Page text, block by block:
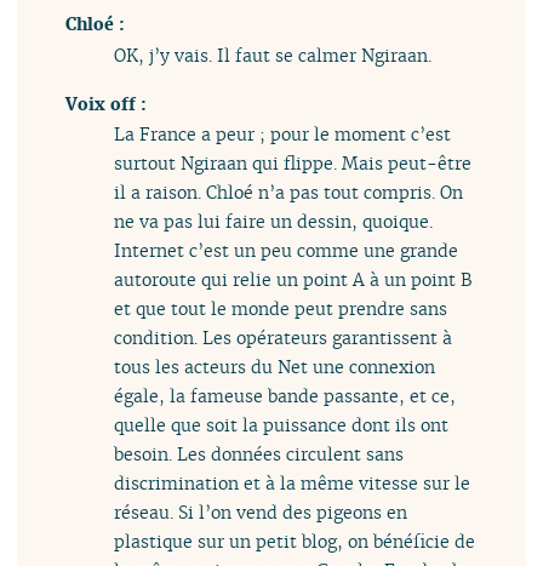
Chloé :
OK, j’y vais. Il faut se calmer Ngiraan.
Voix off :
La France a peur ; pour le moment c’est
surtout Ngiraan qui flippe. Mais peut-être
il a raison. Chloé n’a pas tout compris. On
ne va pas lui faire un dessin, quoique.
Internet c’est un peu comme une grande
autoroute qui relie un point A à un point B
et que tout le monde peut prendre sans
condition. Les opérateurs garantissent à
tous les acteurs du Net une connexion
égale, la fameuse bande passante, et ce,
quelle que soit la puissance dont ils ont
besoin. Les données circulent sans
discrimination et à la même vitesse sur le
réseau. Si l’on vend des pigeons en
plastique sur un petit blog, on bénéficie de